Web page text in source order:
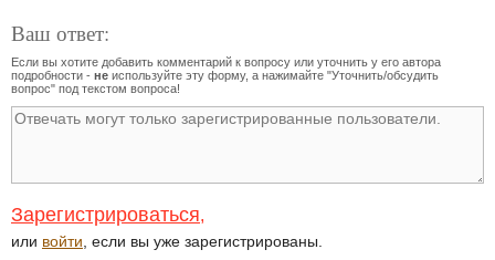
Ваш ответ:
Если вы хотите добавить комментарий к вопросу или уточнить у его автора
подробности - не используйте эту форму, а нажимайте "Уточнить/обсудить
вопрос" под текстом вопроса!
Зарегистрироваться,
или войти, если вы уже зарегистрированы.